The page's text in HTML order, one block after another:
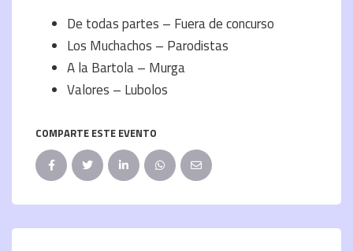
De todas partes – Fuera de concurso
Los Muchachos – Parodistas
A la Bartola – Murga
Valores – Lubolos
COMPARTE ESTE EVENTO